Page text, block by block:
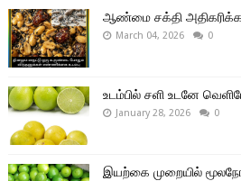
ஆண்மை சக்தி
March 04, 2026 0
உடம்பில் சளி உடனே
January 28, 2026 0
இயற்கை முறையில்